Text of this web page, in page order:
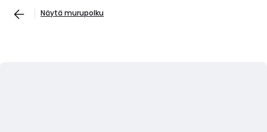
Näytä murupolku